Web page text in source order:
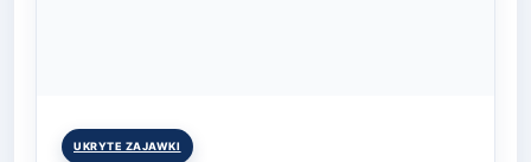
Posted
UKRYTE ZAJAWKI